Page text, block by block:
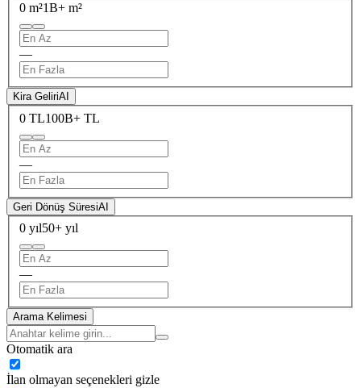
0 m²1B+ m²
—
Kira GeliriAI
0 TL100B+ TL
—
Geri Dönüş SüresiAI
0 yıl50+ yıl
—
Arama Kelimesi
Otomatik ara
İlan olmayan seçenekleri gizle